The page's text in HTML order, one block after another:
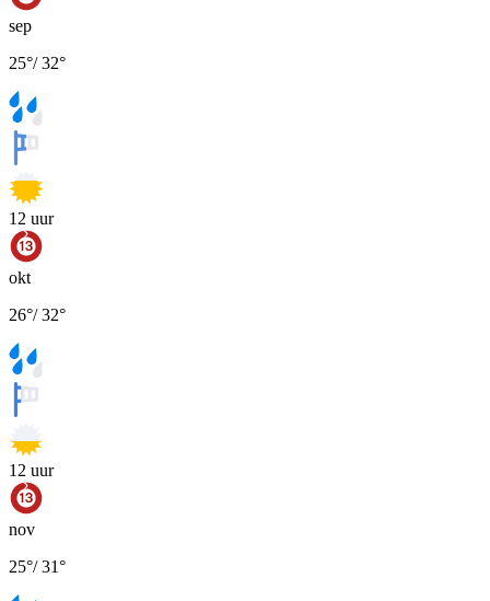
sep
25°/32°
12 uur
okt
26°/32°
12 uur
nov
25°/31°